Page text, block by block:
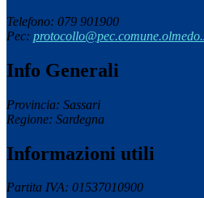
Telefono: 079 901900
Pec:
Info Generali
Provincia: Sassari
Regione: Sardegna
Informazioni utili
Partita IVA: 01537010900